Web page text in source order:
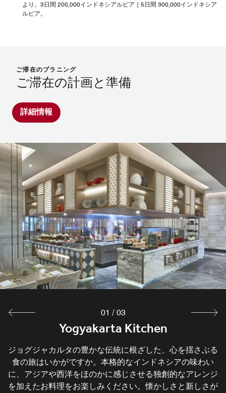
より。3日間 200,000インドネシアルピア | 5日間 300,000インドネシア
ルピア。
ご滞在のプラニング
ご滞在の計画と準備
詳細情報
Yogyakarta Kitchen
ジョグジャカルタの豊かな伝統に根ざした、心を揺さぶる
食の旅はいかがですか。本格的なインドネシアの味わい
に、アジアや西洋をほのかに感じさせる独創的なアレンジ
を加えたお料理をお楽しみください。懐かしさと新しさが
Soirée Lounge & Grill
ジョグジャカルタでも指折りのレストラン「Soirée
Lounge & Grill」では、薪の香りのアメリカ料理にイタリ
アのエッセンスを取り入れた特別な味わいをお届けしま
す。ドライエイジドステーキ、手打ちパスタ、特製カクテ
The Lounge
ジョグジャカルタでも指折りのレストラン＆バー「The
Lounge」で、おしゃれにくつろぎリフレッシュしません
か。忙しい一日の疲れを癒やしたり、寝る前にゆっくり一
杯楽しんだりするのにぴったりです。心地よい雰囲気の中
01 / 03